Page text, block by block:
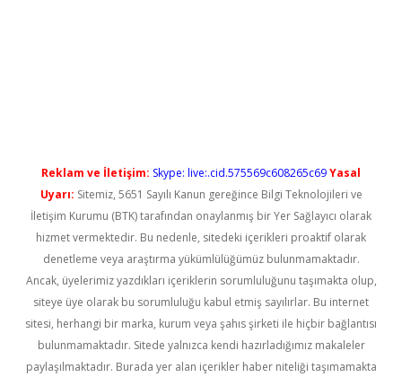
Reklam ve İletişim: Skype: live:.cid.575569c608265c69Yasal
Uyarı: Sitemiz, 5651 Sayılı Kanun gereğince Bilgi Teknolojileri ve
İletişim Kurumu (BTK) tarafından onaylanmış bir Yer Sağlayıcı olarak
hizmet vermektedir. Bu nedenle, sitedeki içerikleri proaktif olarak
denetleme veya araştırma yükümlülüğümüz bulunmamaktadır.
Ancak, üyelerimiz yazdıkları içeriklerin sorumluluğunu taşımakta olup,
siteye üye olarak bu sorumluluğu kabul etmiş sayılırlar. Bu internet
sitesi, herhangi bir marka, kurum veya şahıs şirketi ile hiçbir bağlantısı
bulunmamaktadır. Sitede yalnızca kendi hazırladığımız makaleler
paylaşılmaktadır. Burada yer alan içerikler haber niteliği taşımamakta